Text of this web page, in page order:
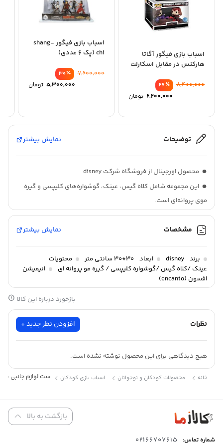
اسباب بازی فیگور آگاتا
هارکنس در مقابل اسکارلت
٪26 8,400,000
قیمت
اصلی:
بود.
6,200,000 تومان
قیمت
فعلی:
6,200,000 تومان.
اسباب بازی فیگور shang-
chi (پک 6 عددی)
٪30 7,600,000
قیمت
اصلی:
5,300,000 تومان
قیمت
توضیحات نمایش بیشتر
محصول اورجینال از فروشگاه شرکت disney
این مجموعه شامل کلاه گیس، عینک، گوشواره‌های کلیپسی و گیره
موی پروانه‌ای است.
با الهام از انیمیشن encanto (۲۰۲۱) دیزنی
مشخصات نمایش بیشتر
برند disney ابعاد 30*30 سانتی متر
محتویات
عینک /کلاه گیس /گوشواره کلیپسی / گیره مو پروانه ای
انیمیشن
افسون (encanto)
بازخورد درباره این کالا
نظرات افزودن نظر جدید +
هیچ دیدگاهی برای این محصول نوشته نشده است.
خانه محصولات کودکان و نوجوانان اسباب بازی کودکان ست لوازم جانبی
بازگشت به بالا
شماره تماس: 02166707615